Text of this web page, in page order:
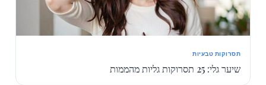
תסרוקות טבעיות
שיער גלי: 25 תסרוקות גליות מהממות